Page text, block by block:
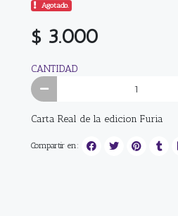
Agotado.
$ 3.000
CANTIDAD
Carta Real de la edicion Furia
Compartir en: